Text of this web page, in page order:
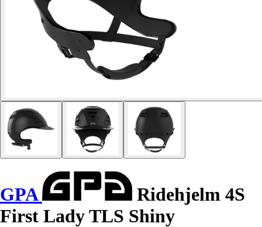
GPA
Ridehjelm 4S
First Lady TLS Shiny